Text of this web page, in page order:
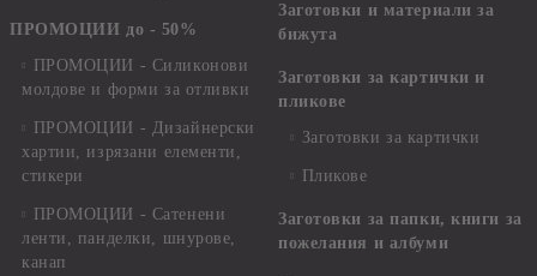
ПРОМОЦИИ до - 50%
ПРОМОЦИИ - Силиконови
молдове и форми за отливки
ПРОМОЦИИ - Дизайнерски
хартии, изрязани елементи,
стикери
ПРОМОЦИИ - Сатенени
ленти, панделки, шнурове,
канап
Заготовки и материали за
бижута
Заготовки за картички и
пликове
Заготовки за картички
Пликове
Заготовки за папки, книги за
пожелания и албуми